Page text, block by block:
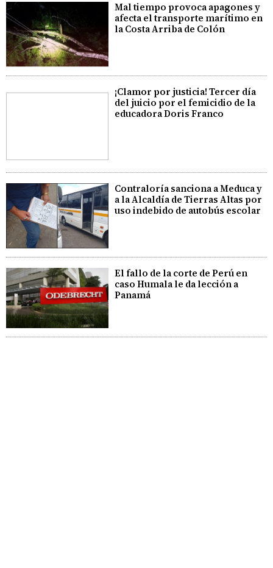
Mal tiempo provoca apagones y
afecta el transporte marítimo en
la Costa Arriba de Colón
¡Clamor por justicia! Tercer día
del juicio por el femicidio de la
educadora Doris Franco
Contraloría sanciona a Meduca y
a la Alcaldía de Tierras Altas por
uso indebido de autobús escolar
El fallo de la corte de Perú en
caso Humala le da lección a
Panamá